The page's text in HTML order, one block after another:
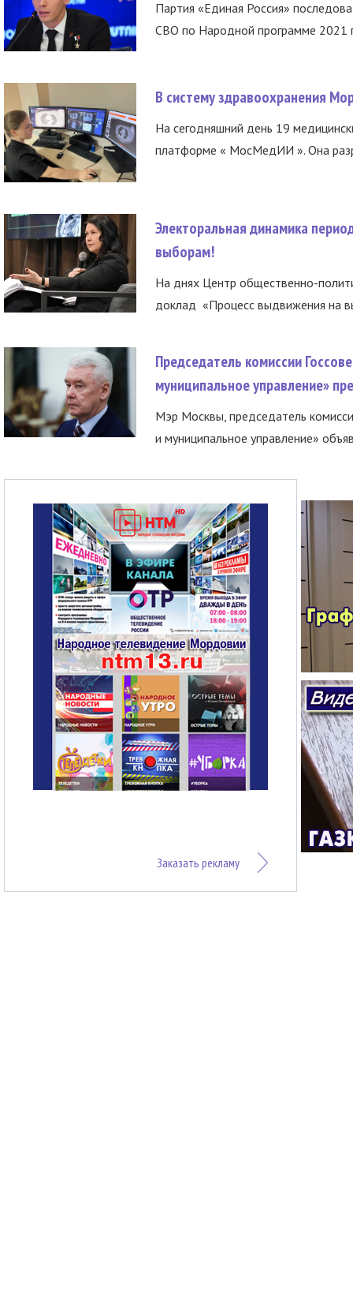
Партия «Единая Россия»
СВО по Народной программе 2021
В систему здравоохранения
На сегодняшний день 19
платформе « МосМедИИ ». Она
Электоральная динамика
выборам!
На днях Центр общественно-
доклад «Процесс выдвижения на
Председатель комиссии
муниципальное управление»
Мэр Москвы, председатель
и муниципальное управление»
Заказать рекламу